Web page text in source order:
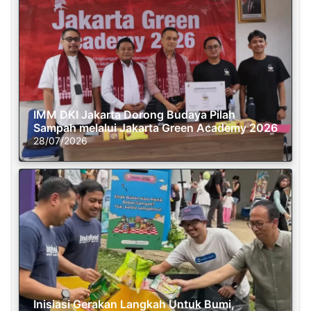
IMM DKI Jakarta Dorong Budaya Pilah
Sampah melalui Jakarta Green Academy 2026
28/07/2026
Inisiasi Gerakan Langkah Untuk Bumi,